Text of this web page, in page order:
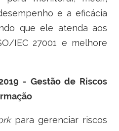
e a eficácia
que ele atenda aos
IEC 27001 e melhore
- Gestão de Riscos
para gerenciar riscos